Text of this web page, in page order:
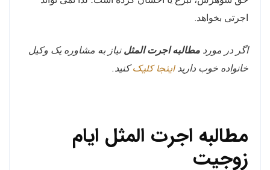
اجرتی بخواهد.
اگر در مورد مطالبه اجرت المثل نیاز به مشاوره یک وکیل
خانواده خوب داریداینجا کلیککنید.
مطالبه اجرت المثل ایام
زوجیت